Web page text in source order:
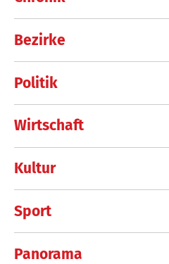
Bezirke
Politik
Wirtschaft
Kultur
Sport
Panorama